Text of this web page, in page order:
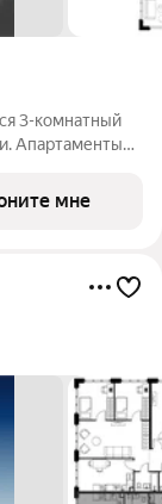
3-комнатный
Апартаменты
(компания
мне